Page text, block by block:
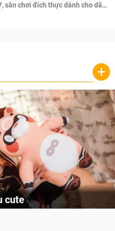
sân chơi đích thực dành cho dân
+
cute